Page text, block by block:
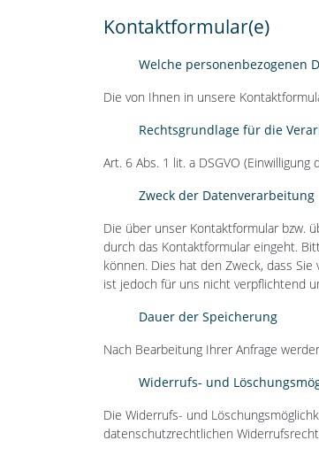
Kontaktformular(e)
Welche personenbezogenen
Die von Ihnen in unsere
Rechtsgrundlage für die
Art. 6 Abs. 1 lit. a DSGVO
Zweck der Datenverarbeitung
Die über unser Kontaktformular bzw.
durch das Kontaktformular eingeht.
können. Dies hat den Zweck, dass
ist jedoch für uns nicht verpflichtend
Dauer der Speicherung
Nach Bearbeitung Ihrer Anfrage
Widerrufs- und
Die Widerrufs- und
datenschutzrechtlichen